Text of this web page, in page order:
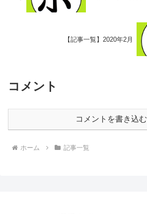
【記事一覧】2020年2月
コメント
コメントを書き込む
ホーム 記事一覧